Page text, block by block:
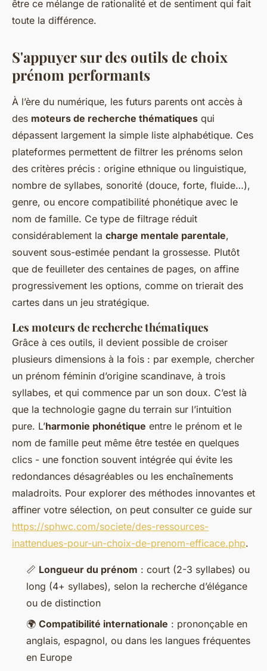
être ce mélange de rationalité et de sentiment qui fait
toute la différence.
S'appuyer sur des outils de choix
prénom performants
À l’ère du numérique, les futurs parents ont accès à
des moteurs de recherche thématiques qui
dépassent largement la simple liste alphabétique. Ces
plateformes permettent de filtrer les prénoms selon
des critères précis : origine ethnique ou linguistique,
nombre de syllabes, sonorité (douce, forte, fluide…),
genre, ou encore compatibilité phonétique avec le
nom de famille. Ce type de filtrage réduit
considérablement la charge mentale parentale,
souvent sous-estimée pendant la grossesse. Plutôt
que de feuilleter des centaines de pages, on affine
progressivement les options, comme on trierait des
cartes dans un jeu stratégique.
Les moteurs de recherche thématiques
Grâce à ces outils, il devient possible de croiser
plusieurs dimensions à la fois : par exemple, chercher
un prénom féminin d’origine scandinave, à trois
syllabes, et qui commence par un son doux. C’est là
que la technologie gagne du terrain sur l’intuition
pure. L’harmonie phonétique entre le prénom et le
nom de famille peut même être testée en quelques
clics - une fonction souvent intégrée qui évite les
redondances désagréables ou les enchaînements
maladroits. Pour explorer des méthodes innovantes et
affiner votre sélection, on peut consulter ce guide sur
https://sphwc.com/societe/des-ressources-
inattendues-pour-un-choix-de-prenom-efficace.php.
📏 Longueur du prénom : court (2-3 syllabes) ou
long (4+ syllabes), selon la recherche d’élégance
ou de distinction
🌍 Compatibilité internationale : prononçable en
anglais, espagnol, ou dans les langues fréquentes
en Europe